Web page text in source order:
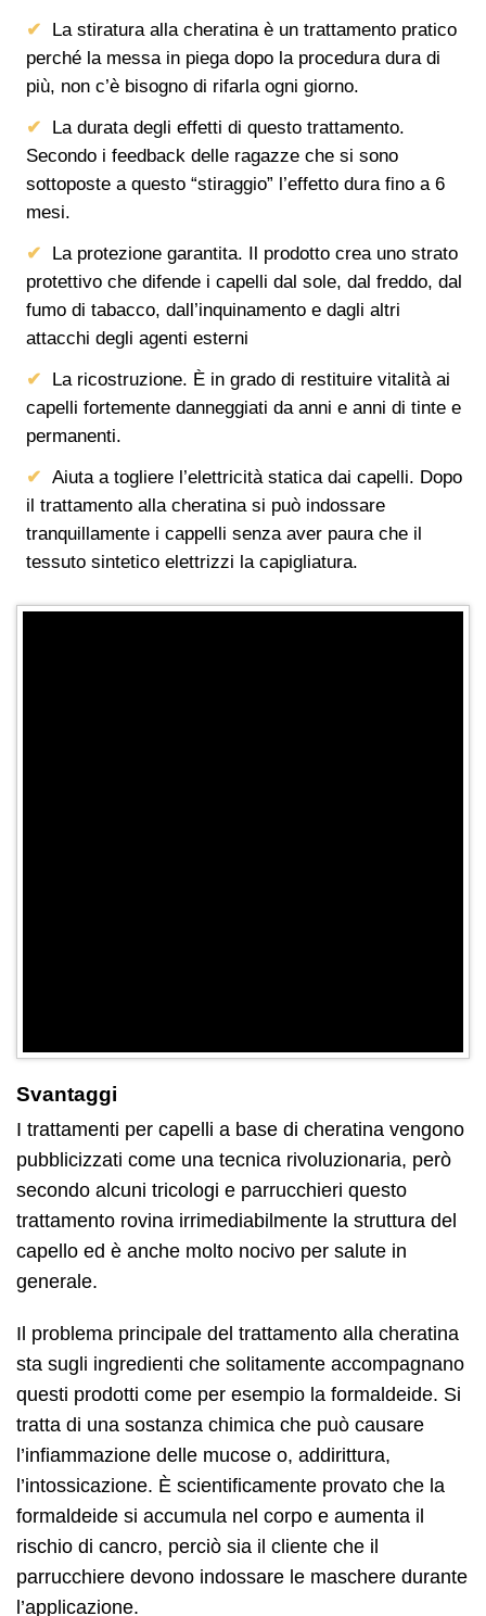
La stiratura alla cheratina è un trattamento pratico
perché la messa in piega dopo la procedura dura di
più, non c’è bisogno di rifarla ogni giorno.
La durata degli effetti di questo trattamento.
Secondo i feedback delle ragazze che si sono
sottoposte a questo “stiraggio” l’effetto dura fino a 6
mesi.
La protezione garantita. Il prodotto crea uno strato
protettivo che difende i capelli dal sole, dal freddo, dal
fumo di tabacco, dall’inquinamento e dagli altri
attacchi degli agenti esterni
La ricostruzione. È in grado di restituire vitalità ai
capelli fortemente danneggiati da anni e anni di tinte e
permanenti.
Aiuta a togliere l’elettricità statica dai capelli. Dopo
il trattamento alla cheratina si può indossare
tranquillamente i cappelli senza aver paura che il
tessuto sintetico elettrizzi la capigliatura.
Svantaggi
I trattamenti per capelli a base di cheratina vengono
pubblicizzati come una tecnica rivoluzionaria, però
secondo alcuni tricologi e parrucchieri questo
trattamento rovina irrimediabilmente la struttura del
capello ed è anche molto nocivo per salute in
generale.
Il problema principale del trattamento alla cheratina
sta sugli ingredienti che solitamente accompagnano
questi prodotti come per esempio la formaldeide. Si
tratta di una sostanza chimica che può causare
l’infiammazione delle mucose o, addirittura,
l’intossicazione. È scientificamente provato che la
formaldeide si accumula nel corpo e aumenta il
rischio di cancro, perciò sia il cliente che il
parrucchiere devono indossare le maschere durante
l’applicazione.